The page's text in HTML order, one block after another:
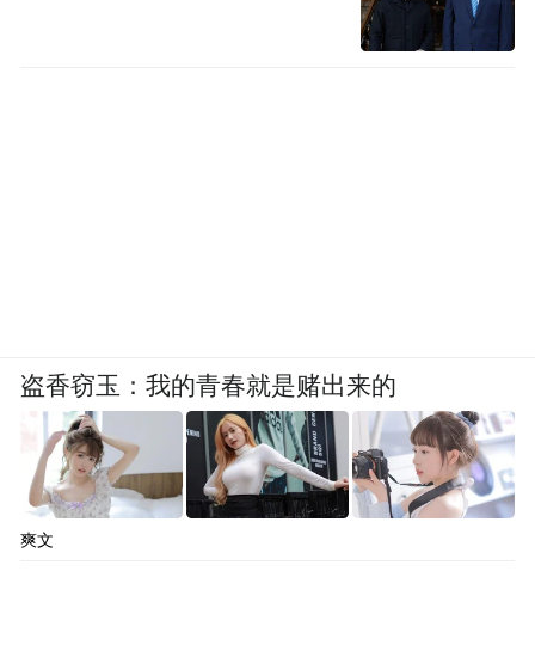
床尾靠近窗边的位置安排了独立梳妆台，早
盗香窃玉：我的青春就是赌出来的
爽文